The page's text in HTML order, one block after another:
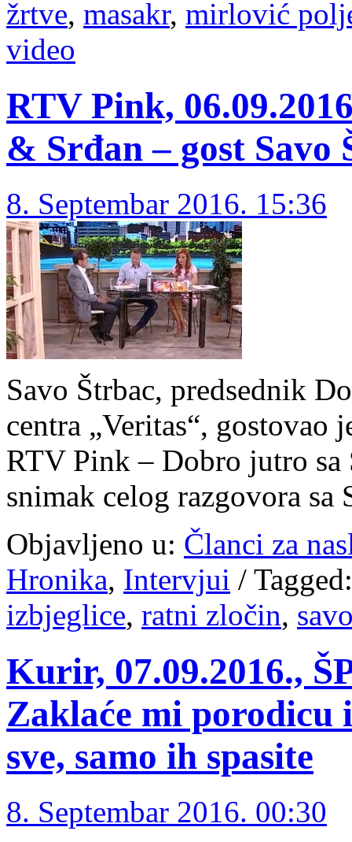
žrtve, masakr, mirlović
video
RTV Pink,
& Srđan – gost Savo
8. Septembar 2016. 15:36
Savo Štrbac, predsednik
centra „Veritas“,
RTV Pink – Dobro jutro sa
snimak celog razgovora
Objavljeno u: Članci za
Hronika, Intervjui / Tagged:
izbjeglice, ratni zločin,
Kurir, 07.09.2016.,
Zaklaće mi porodicu
sve, samo ih spasite
8. Septembar 2016. 00:30